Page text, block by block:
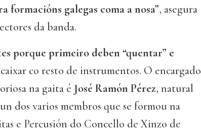
formacións galegas coma a nosa”, asegura
da banda.
porque primeiro deben “quentar” e
co resto de instrumentos. O encargado
na gaita é José Ramón Pérez, natural
dos varios membros que se formou na
e Percusión do Concello de Xinzo de